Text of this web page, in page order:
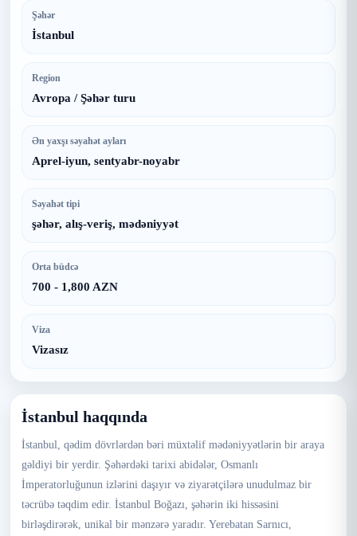
Şəhər
İstanbul
Region
Avropa / Şəhər turu
Ən yaxşı səyahət ayları
Aprel-iyun, sentyabr-noyabr
Səyahət tipi
şəhər, alış-veriş, mədəniyyət
Orta büdcə
700 - 1,800 AZN
Viza
Vizasız
İstanbul haqqında
İstanbul, qədim dövrlərdən bəri müxtəlif mədəniyyətlərin bir araya
gəldiyi bir yerdir. Şəhərdəki tarixi abidələr, Osmanlı
İmperatorluğunun izlərini daşıyır və ziyarətçilərə unudulmaz bir
təcrübə təqdim edir. İstanbul Boğazı, şəhərin iki hissəsini
birləşdirərək, unikal bir mənzərə yaradır. Yerebatan Sarnıcı,